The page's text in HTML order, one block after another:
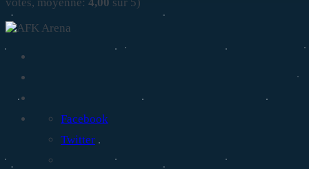
Facebook
Twitter